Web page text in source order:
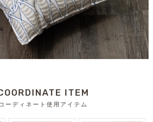
ITEM
ーディネート使用アイテム